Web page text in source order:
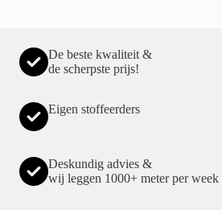
De beste kwaliteit &
de scherpste prijs!
Eigen stoffeerders
Deskundig advies &
wij leggen 1000+ meter per week